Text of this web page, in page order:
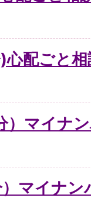
配ごと
）マイナ
マイナ